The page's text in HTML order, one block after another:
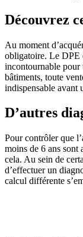
Découvrez
Au moment
obligatoire. Le DPE
incontournable pour
bâtiments, toute
indispensable avant
D’autres
Pour contrôler que
moins de 6 ans sont
cela. Au sein de
d’effectuer un
calcul différente